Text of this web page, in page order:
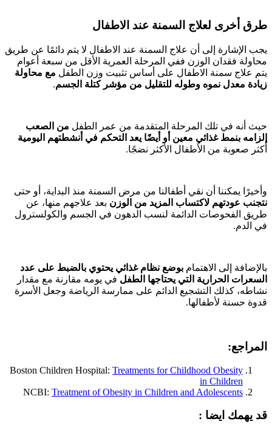
طرق أخرى لعلاج السمنة عند الاطفال
يجب الإشارة إلى أن علاج السمنة عند الاطفال لا يتم دائمًا عن طريق
محاولة فقدان الوزن ففي المرحلة العمرية الأقل من سبعة أعوام
يتم علاج سمنة الاطفال على أساس تثبيت وزن الطفل مع محاولة
زيادة معدل نموه وطوله للتقليل من مؤشر كتلة الجسم.
حيث أنه في تلك المرحلة المتقدمة من عمر الطفل من الصعب
إلزامه بنمط غذائي معين أو أيضًا يعد التحكم في أنشطتهم اليومية
أكثر صعوبة من الأطفال الأكثر نضجًا.
وأخيرًا يمكننا أن نقي أطفالنا من مرض السمنة منذ البداية، أو حتى
نتجنب عودتهم لاكتساب المزيد من الوزن بعد علاجهم منها، عن
طريق الفحوصات الدائمة لنسب الدهون في الجسم والكولسترول
في الدم.
بالإضافة إلى الاهتمام بوضع نظام غذائي يحتوي بالضبط على عدد
السعرات الحرارية التي يحتاجها الطفل في يومه مقارنة مع مقدار
نشاطه، كذلك التشجيع الدائم على ممارسة الرياضة وجعل الأسرة
قدوة حسنة لأطفالها.
المراجع:
Boston Children Hospital: Treatments for Childhood Obesity
in Children
NCBI: Treatment of Obesity in Children and Adolescents
قد يهمك ايضا :